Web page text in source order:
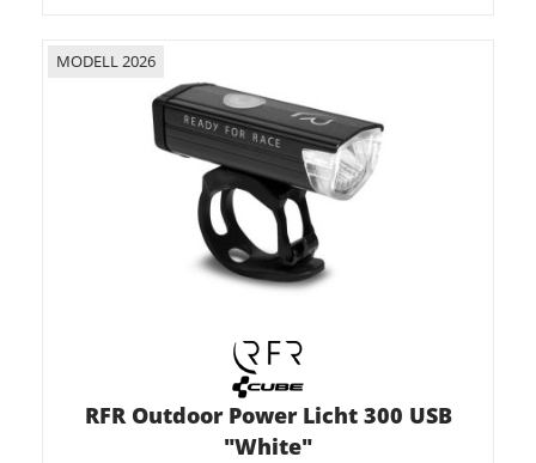
MODELL 2026
RFR Outdoor Power Licht 300 USB
"White"